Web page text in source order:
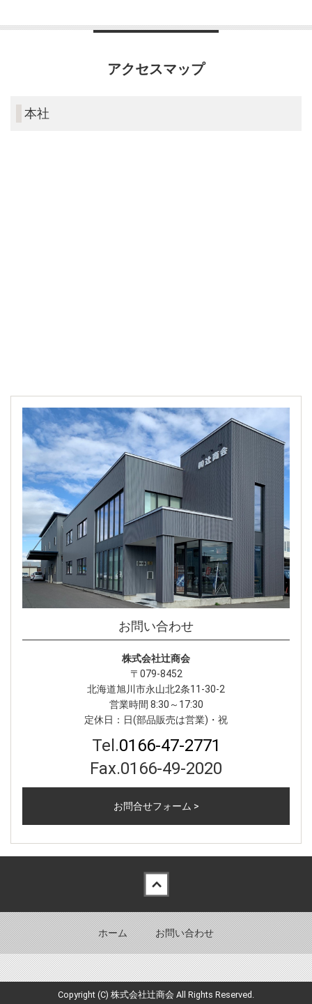
アクセスマップ
本社
お問い合わせ
株式会社辻󠄀商会
〒079-8452
北海道旭川市永山北2条11-30-2
営業時間 8:30～17:30
定休日：日(部品販売は営業)・祝
Tel.0166-47-2771
Fax.0166-49-2020
お問合せフォーム >
ホーム お問い合わせ
Back to top
Copyright (C) 株式会社辻󠄀商会 All Rights Reserved.